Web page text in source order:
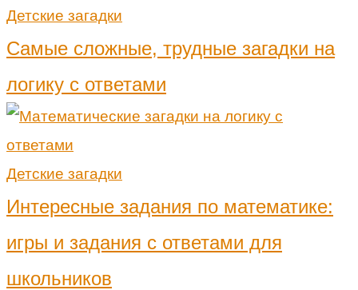
Детские загадки
Самые сложные, трудные загадки на
логику с ответами
Детские загадки
Интересные задания по математике:
игры и задания с ответами для
школьников